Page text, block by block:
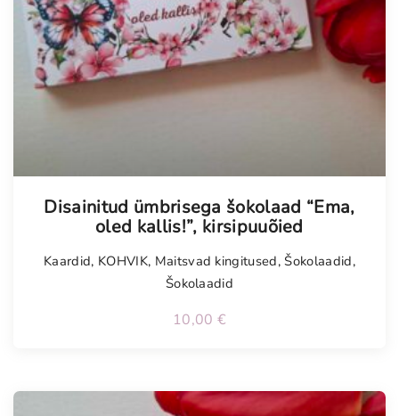
Disainitud ümbrisega šokolaad “Ema,
oled kallis!”, kirsipuuõied
Kaardid, KOHVIK, Maitsvad kingitused,Šokolaadid,
Šokolaadid
10,00 €